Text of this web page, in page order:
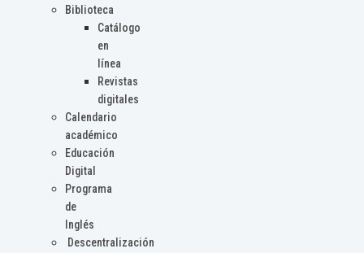
Biblioteca
Catálogo
en
línea
Revistas
digitales
Calendario
académico
Educación
Digital
Programa
de
Inglés
Descentralización